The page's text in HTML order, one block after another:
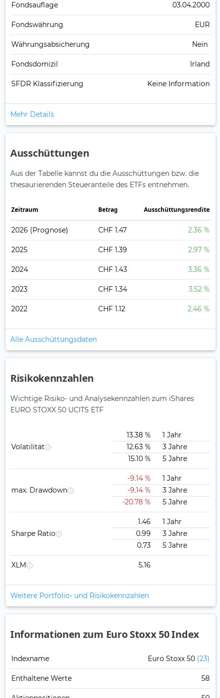
Fonds­auflage 03.04.2000
Fonds­währung EUR
Währungsabsicherung Nein
Fondsdomizil Irland
SFDR Klassifizierung Keine Information
Mehr Details
Ausschüttungen
Aus der Tabelle kannst du die Ausschüttungen bzw. die
thesaurierenden Steueranteile des ETFs entnehmen.
Zeitraum Betrag Ausschüttungsrendite
2026 (Prognose) CHF 1.47 2.36 %
2025 CHF 1.39 2.97 %
2024 CHF 1.43 3.36 %
2023 CHF 1.34 3.52 %
2022 CHF 1.12 2.46 %
Alle Ausschüttungsdaten
Risikokennzahlen
Wichtige Risiko- und Analysekennzahlen zum iShares
EURO STOXX 50 UCITS ETF
Volatilität
13.38 %
1 Jahr
12.63 %
3 Jahre
15.10 %
5 Jahre
max. Drawdown
-9.14 %
1 Jahr
-9.14 %
3 Jahre
-20.78 %
5 Jahre
Sharpe Ratio
1.46
1 Jahr
0.99
3 Jahre
0.73
5 Jahre
XLM 5.16
Weitere Portfolio- und Risikokennzahlen
Informationen zum Euro Stoxx 50 Index
Indexname Euro Stoxx 50 (23)
Enthaltene Werte 58